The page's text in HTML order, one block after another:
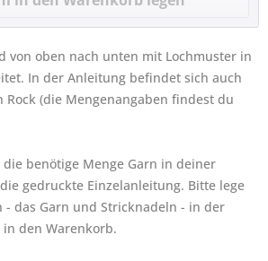
von oben nach unten mit Lochmuster in
In der Anleitung befindet sich auch
(die Mengenangaben findest du
die benötige Menge Garn in deiner
gedruckte Einzelanleitung. Bitte lege
- das Garn und Stricknadeln - in der
den Warenkorb.